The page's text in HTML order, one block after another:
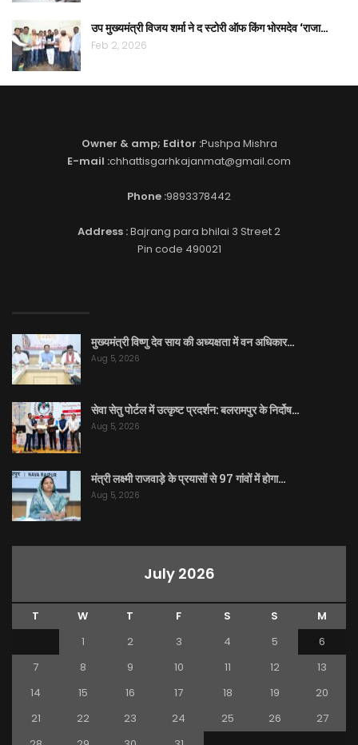
उप मुख्यमंत्री विजय शर्मा ने द स्टोरी ऑफ किंग भोरमदेव ‘राजा…
Feb 2, 2026
Owner & amp; Editor :Pushpa Mishra
E-mail :chhattisgarhkajanmat@gmail.com
Phone :9893378442
Address :Bajrang para bhilai 3 Street 2
Pin code 490021
मुख्यमंत्री विष्णु देव साय की अध्यक्षता में वन अधिकार…
Aug 5, 2026
सेवा सेतु पोर्टल में उत्कृष्ट प्रदर्शन: बलरामपुर के निर्दोष…
Aug 5, 2026
मंत्री लक्ष्मी राजवाड़े के प्रयासों से 97 गांवों में होगा…
Aug 5, 2026
July 2026
T W T F S S
M
1
2 3 4 5
6
7
8 9 10 11 12
13
14
15 16 17 18 19
20
21
22 23 24 25 26
27